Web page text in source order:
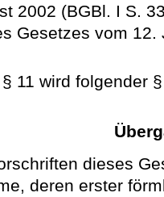
2002 (BGBl. I S.
Gesetzes vom 12.
11 wird folgender
dieses
deren erster